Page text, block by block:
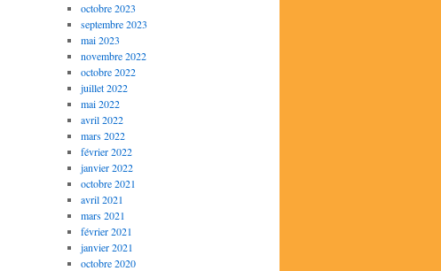
octobre 2023
septembre 2023
mai 2023
novembre 2022
octobre 2022
juillet 2022
mai 2022
avril 2022
mars 2022
février 2022
janvier 2022
octobre 2021
avril 2021
mars 2021
février 2021
janvier 2021
octobre 2020